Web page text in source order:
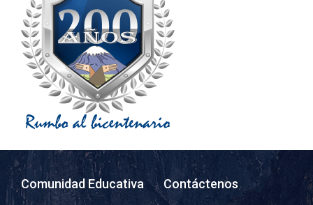
Comunidad Educativa Contáctenos